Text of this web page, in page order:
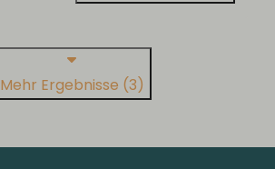
Mehr Ergebnisse (3)